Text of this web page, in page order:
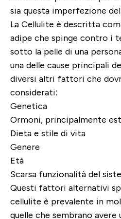
sia questa imperfezione
La Cellulite è descritta
adipe che spinge contro i
sotto la pelle di una
una delle cause principali
diversi altri fattori che
considerati:
Genetica
Ormoni, principalmente
Dieta e stile di vita
Genere
Età
Scarsa funzionalità del
Questi fattori alternativi
cellulite è prevalente in
quelle che sembrano avere